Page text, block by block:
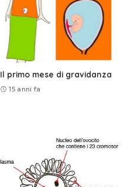
Il primo mese di gravidanza
15 anni fa